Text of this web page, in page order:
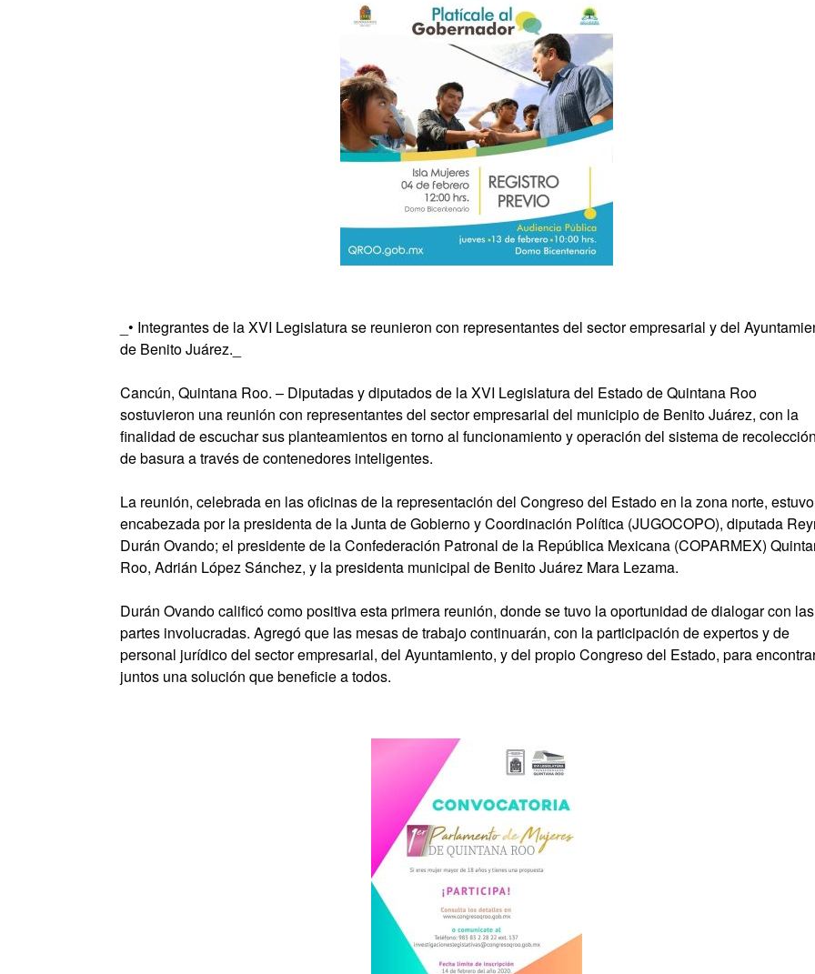
_• Integrantes de la XVI Legislatura se reunieron con representantes del sector empresarial y del
de Benito Juárez._
Cancún, Quintana Roo. – Diputadas y diputados de la XVI Legislatura del Estado de Quintana Roo
sostuvieron una reunión con representantes del sector empresarial del municipio de Benito Juárez, con la
finalidad de escuchar sus planteamientos en torno al funcionamiento y operación del sistema de
de basura a través de contenedores inteligentes.
La reunión, celebrada en las oficinas de la representación del Congreso del Estado en la zona norte, estuvo
encabezada por la presidenta de la Junta de Gobierno y Coordinación Política (JUGOCOPO), diputada
Durán Ovando; el presidente de la Confederación Patronal de la República Mexicana (COPARMEX)
Roo, Adrián López Sánchez, y la presidenta municipal de Benito Juárez Mara Lezama.
Durán Ovando calificó como positiva esta primera reunión, donde se tuvo la oportunidad de dialogar con las
partes involucradas. Agregó que las mesas de trabajo continuarán, con la participación de expertos y de
personal jurídico del sector empresarial, del Ayuntamiento, y del propio Congreso del Estado, para
juntos una solución que beneficie a todos.